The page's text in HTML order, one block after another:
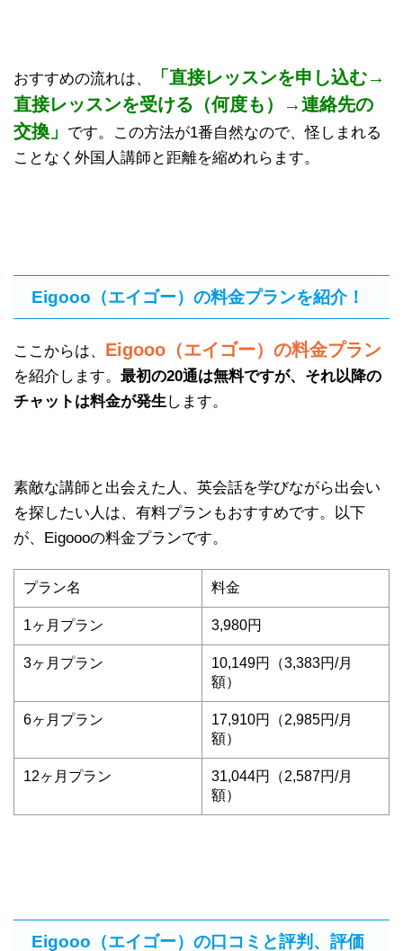
おすすめの流れは、
「直接レッスンを申し込む→
直接レッスンを受ける（何度も）→連絡先の
交換」
です。この方法が1番自然なので、怪しまれる
ことなく外国人講師と距離を縮めれらます。
Eigooo（エイゴー）の料金プランを紹介！
ここからは、 Eigooo（エイゴー）の料金プラン
を紹介します。 最初の20通は無料ですが、それ以降の
チャットは料金が発生 します。
素敵な講師と出会えた人、英会話を学びながら出会い
を探したい人は、有料プランもおすすめです。以下
が、Eigoooの料金プランです。
プラン名 料金
1ヶ月プラン 3,980円
3ヶ月プラン
10,149円（3,383円/月
額）
6ヶ月プラン
17,910円（2,985円/月
額）
12ヶ月プラン
31,044円（2,587円/月
額）
Eigooo（エイゴー）の口コミと評判、評価